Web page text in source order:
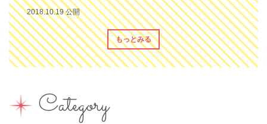
2018.10.19 公開
もっとみる
Category